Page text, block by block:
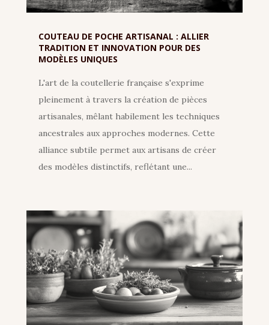
COUTEAU DE POCHE ARTISANAL : ALLIER
TRADITION ET INNOVATION POUR DES
MODÈLES UNIQUES
L'art de la coutellerie française s'exprime
pleinement à travers la création de pièces
artisanales, mêlant habilement les techniques
ancestrales aux approches modernes. Cette
alliance subtile permet aux artisans de créer
des modèles distinctifs, reflétant une...